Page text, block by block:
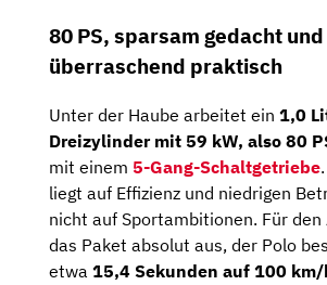
80 PS, sparsam gedacht und
überraschend praktisch
Unter der Haube arbeitet ein 1,0
Dreizylinder mit 59 kW, also 80
mit einem 5-Gang-Schaltgetriebe
liegt auf Effizienz und niedrigen
nicht auf Sportambitionen. Für
das Paket absolut aus, der Polo
etwa 15,4 Sekunden auf 100 km/